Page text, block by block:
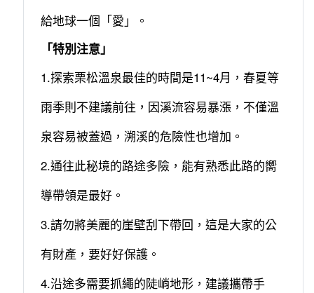
給地球一個「愛」。
「特別注意」
1.探索栗松溫泉最佳的時間是11~4月，春夏等
雨季則不建議前往，因溪流容易暴漲，不僅溫
泉容易被蓋過，溯溪的危險性也增加。
2.通往此秘境的路途多險，能有熟悉此路的嚮
導帶領是最好。
3.請勿將美麗的崖壁刮下帶回，這是大家的公
有財產，要好好保護。
4.沿途多需要抓繩的陡峭地形，建議攜帶手